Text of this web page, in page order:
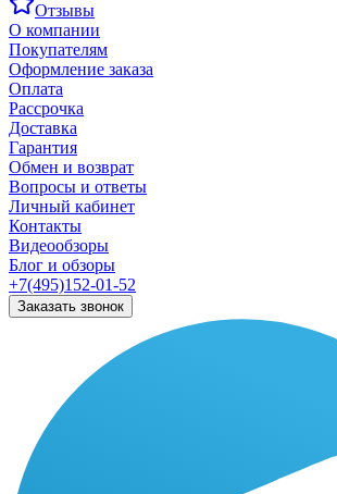
Отзывы
О компании
Покупателям
Оформление заказа
Оплата
Рассрочка
Доставка
Гарантия
Обмен и возврат
Вопросы и ответы
Личный кабинет
Контакты
Видеообзоры
Блог и обзоры
+7(495)152-01-52
Заказать звонок